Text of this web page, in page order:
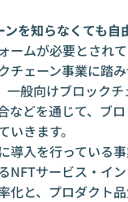
を知らなくても自
ームが必要とされ
チェーン事業に踏
般向けブロック
などを通じて、ブ
きます。
導入を行っている
NFTサービス・イ
化と、プロダクト